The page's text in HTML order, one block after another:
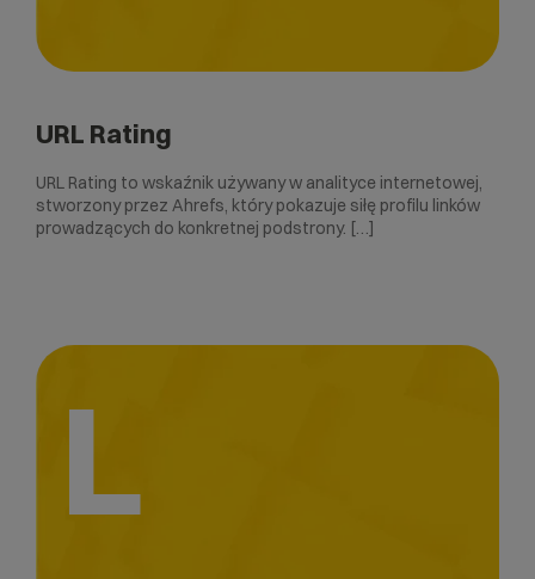
URL Rating
URL Rating to wskaźnik używany w analityce internetowej,
stworzony przez Ahrefs, który pokazuje siłę profilu linków
prowadzących do konkretnej podstrony. […]
L